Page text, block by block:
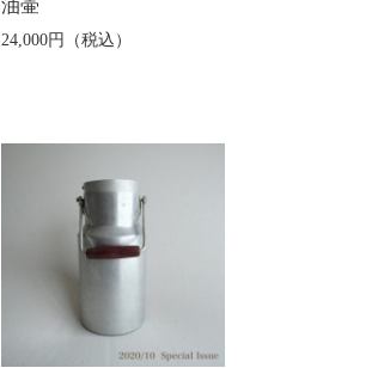
油壷
24,000円（税込）